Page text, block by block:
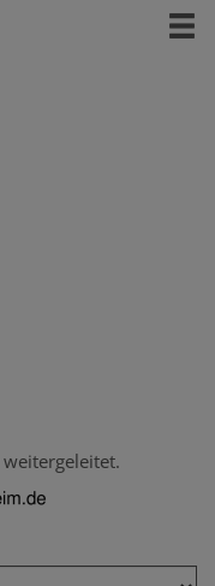
weitergeleitet.